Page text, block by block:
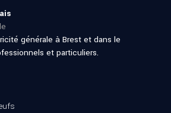
générale à Brest et dans le
et particuliers.